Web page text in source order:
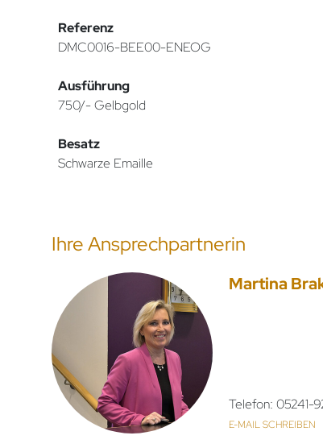
Referenz
DMC0016-BEE00-ENEOG
Ausführung
750/- Gelbgold
Besatz
Schwarze Emaille
Ihre Ansprechpartnerin
Martina
Telefon: 05241-
E-MAIL SCHREIBEN